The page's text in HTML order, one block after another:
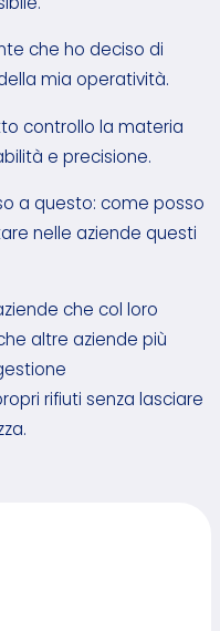
che ho deciso di
mia operatività.
controllo la materia
e precisione.
a questo: come posso
nelle aziende questi
che col loro
altre aziende più
rifiuti senza lasciare